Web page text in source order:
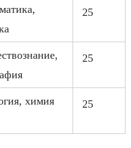
25
25
химия 25